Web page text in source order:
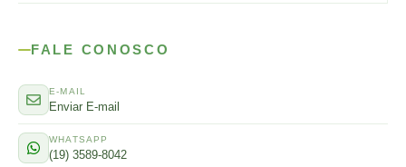
FALE CONOSCO
E-MAIL
Enviar E-mail
WHATSAPP
(19) 3589-8042